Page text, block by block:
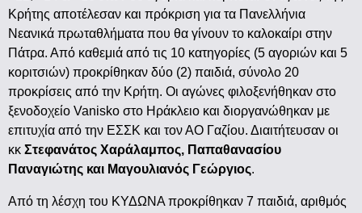
Κρήτης αποτέλεσαν και πρόκριση για τα Πανελλήνια
Νεανικά πρωταθλήματα που θα γίνουν το καλοκαίρι στην
Πάτρα. Από καθεμιά από τις 10 κατηγορίες (5 αγοριών και 5
κοριτσιών) προκρίθηκαν δύο (2) παιδιά, σύνολο 20
προκρίσεις από την Κρήτη. Οι αγώνες φιλοξενήθηκαν στο
ξενοδοχείο Vanisko στο Ηράκλειο και διοργανώθηκαν με
επιτυχία από την ΕΣΣΚ και τον ΑΟ Γαζίου. Διαιτήτευσαν οι
κκ Στεφανάτος Χαράλαμπος, Παπαθανασίου
Παναγιώτης και Μαγουλιανός Γεώργιος.
Από τη λέσχη του ΚΥΔΩΝΑ προκρίθηκαν 7 παιδιά, αριθμός